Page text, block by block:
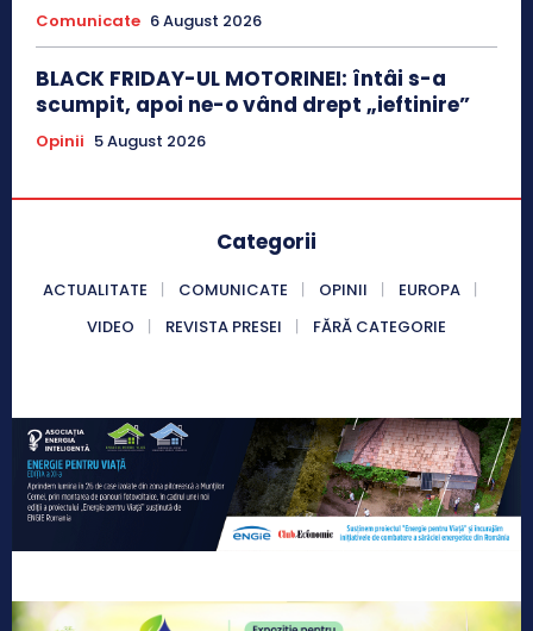
Comunicate 6 August 2026
BLACK FRIDAY-UL MOTORINEI: întâi s-a
scumpit, apoi ne-o vând drept „ieftinire”
Opinii 5 August 2026
Categorii
ACTUALITATE COMUNICATE OPINII
EUROPA
VIDEO
REVISTA PRESEI FĂRĂ CATEGORIE